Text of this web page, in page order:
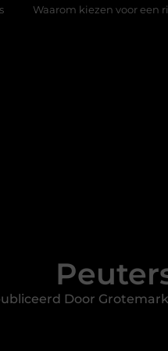
voor een rijschool in
Door